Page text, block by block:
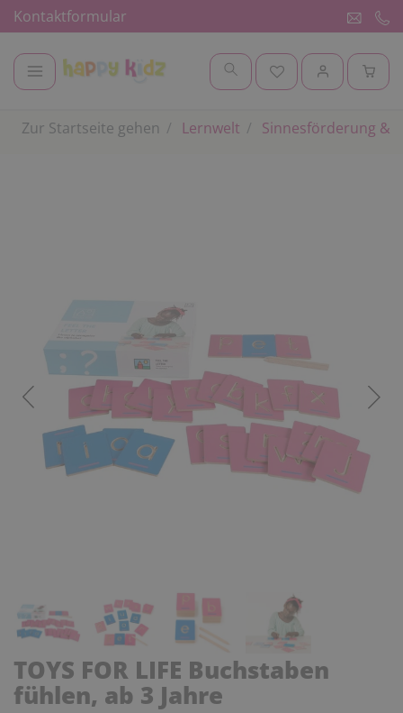
Kontaktformular
Zur Startseite gehen Lernwelt Sinnesförderung &
TOYS FOR LIFE Buchstaben
fühlen, ab 3 Jahre